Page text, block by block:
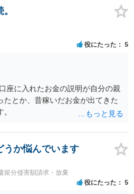
弁護士は脳梗塞で倒れたようで
倒れた弁護士の判断で復代理を
任は有効なのかという問題もあ
役にたった 5
座に入れたお金の説明が自分の親
とか、昔稼いだお金が出てきた
うか悩んでいます
留分侵害額請求・放棄
役にたった 5